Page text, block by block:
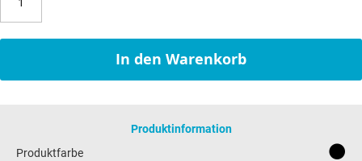
In den Warenkorb
Produktinformation
Produktfarbe